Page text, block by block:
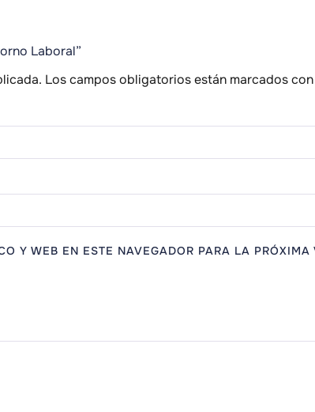
Laboral”
Los campos obligatorios están marcados con
Y WEB EN ESTE NAVEGADOR PARA LA PRÓXIMA